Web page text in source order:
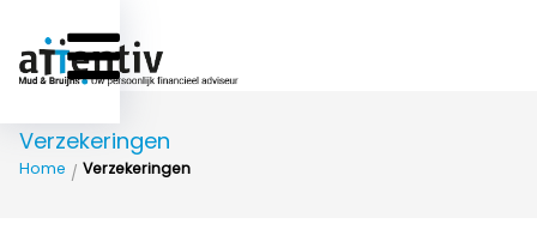
Verzekeringen
Home / Verzekeringen